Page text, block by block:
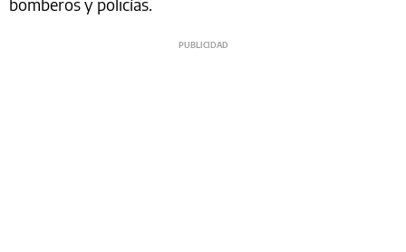
bomberos y policías.